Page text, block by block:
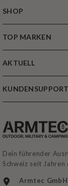
SHOP
TOP MARKEN
AKTUELL
KUNDENSUPPORT
Dein führender
Schweiz seit
Armtec GmbH